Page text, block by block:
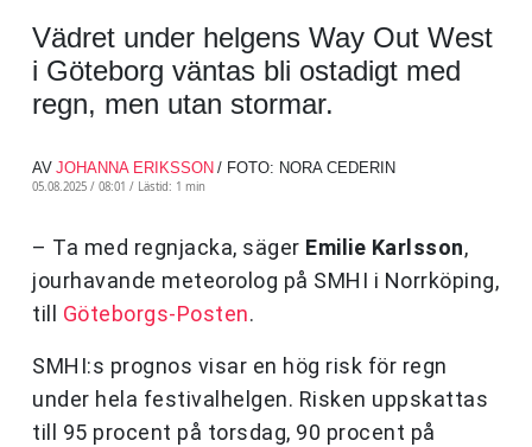
Vädret under helgens Way Out West
i Göteborg väntas bli ostadigt med
regn, men utan stormar.
AV JOHANNA ERIKSSON / FOTO: NORA CEDERIN
05.08.2025 / 08:01 / Lästid: 1 min
– Ta med regnjacka, säger Emilie Karlsson,
jourhavande meteorolog på SMHI i Norrköping,
till Göteborgs-Posten.
SMHI:s prognos visar en hög risk för regn
under hela festivalhelgen. Risken uppskattas
till 95 procent på torsdag, 90 procent på